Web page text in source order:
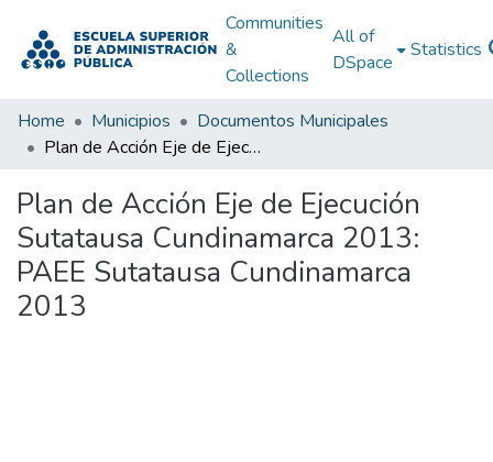
Communities
&
Collections
All of
DSpace
Statistics
Home Municipios
Documentos Municipales
Plan de Acción Eje de Ejecución Sutatausa Cundinamarca 2013: PAEE Sutatausa Cundinamarca 2013
Plan de Acción Eje de Ejecución
Sutatausa Cundinamarca 2013:
PAEE Sutatausa Cundinamarca
2013